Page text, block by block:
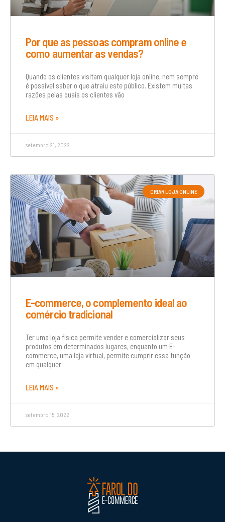
Por que as pessoas compram online e
como aumentar as vendas?
Quando os clientes visitam qualquer loja online, nem sempre
é possível saber o que atraiu este público. Existem muitas
razões pelas quais os clientes vão
LEIA MAIS »
setembro 21, 2022
CRIAR LOJA ONLINE
E-commerce, o complemento ideal ao
comércio tradicional
Ter uma loja física permite vender e comercializar seus
produtos em determinados lugares, enquanto um E-
commerce, uma loja virtual, permite cumprir essa função
em qualquer
LEIA MAIS »
setembro 15, 2022